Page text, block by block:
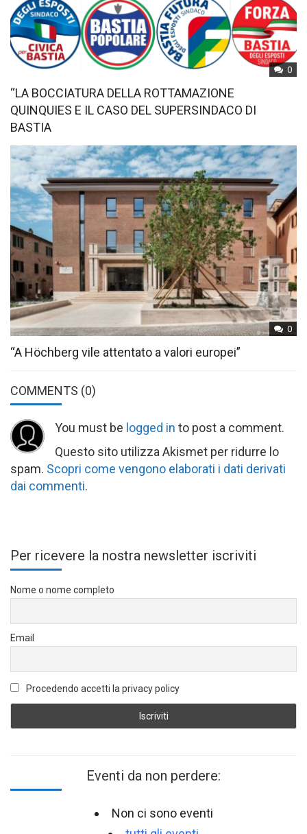
0
“LA BOCCIATURA DELLA ROTTAMAZIONE
QUINQUIES E IL CASO DEL SUPERSINDACO DI
BASTIA
0
“A Höchberg vile attentato a valori europei”
COMMENTS (0)
You must be logged in to post a comment.
Questo sito utilizza Akismet per ridurre lo
spam. Scopri come vengono elaborati i dati derivati
dai commenti.
Per ricevere la nostra newsletter iscriviti
Nome o nome completo
Email
Procedendo accetti la privacy policy
Eventi da non perdere:
Non ci sono eventi